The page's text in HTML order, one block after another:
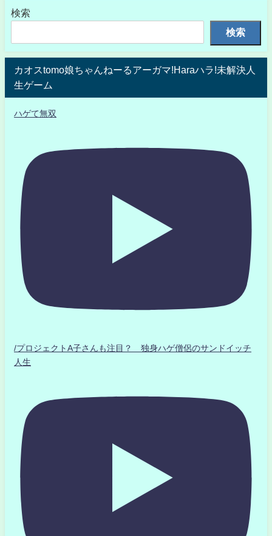
検索
検索
カオスtomo娘ちゃんねーるアーガマ!Haraハラ!未解決人
生ゲーム
ハゲて無双
/プロジェクトA子さんも注目？ 独身ハゲ僧侶のサンドイッチ
人生